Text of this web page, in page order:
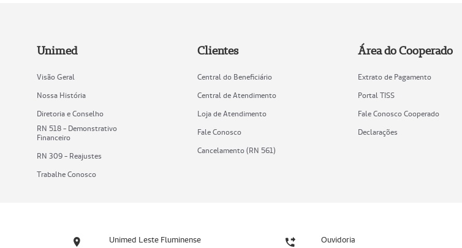
Unimed
Visão Geral
Nossa História
Diretoria e Conselho
RN 518 - Demonstrativo
Financeiro
RN 309 - Reajustes
Trabalhe Conosco
Clientes
Central do Beneficiário
Central de Atendimento
Loja de Atendimento
Fale Conosco
Cancelamento (RN 561)
Área do Cooperado
Extrato de Pagamento
Portal TISS
Fale Conosco Cooperado
Declarações
Unimed Leste Fluminense Ouvidoria